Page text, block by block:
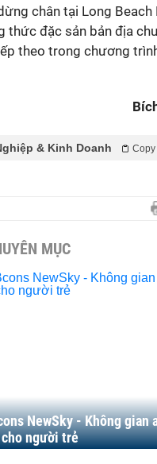
chân tại Long Beach
thức đặc sản bản địa
theo trong chương
& Kinh Doanh
MỤC
NewSky - Không gian
cho người trẻ